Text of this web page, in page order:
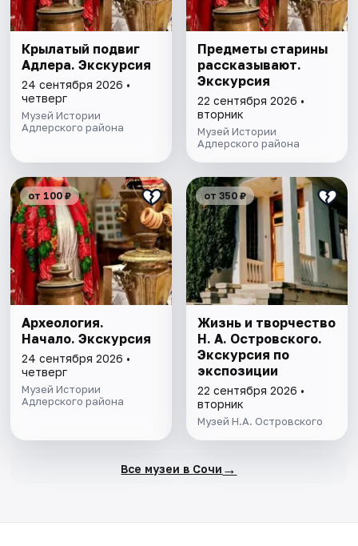
Крылатый подвиг
Адлера. Экскурсия
24 сентября 2026 •
четверг
Музей Истории
Адлерского района
Предметы старины
рассказывают.
Экскурсия
22 сентября 2026 •
вторник
Музей Истории
Адлерского района
от 100 ₽
Археология.
Начало. Экскурсия
24 сентября 2026 •
четверг
Музей Истории
Адлерского района
от 350 ₽
Жизнь и творчество
Н. А. Островского.
Экскурсия по
экспозиции
22 сентября 2026 •
вторник
Музей Н.А. Островского
Все музеи в Сочи →